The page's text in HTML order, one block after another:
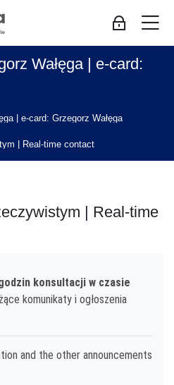
Connexion
Wałęga | e-card:
| e-card: Grzegorz Wałęga
| Real-time contact
| Real-time
konsultacji w czasie
komunikaty i ogłoszenia
and the other announcements